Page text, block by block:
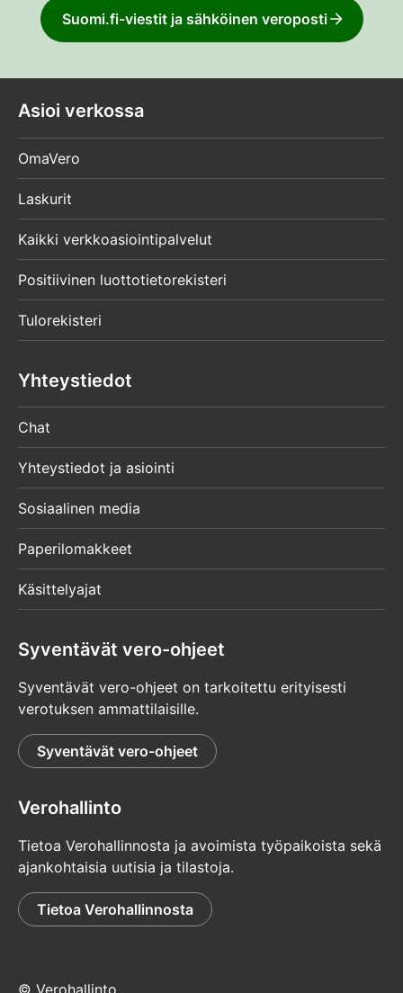
Suomi.fi-viestit ja sähköinen veroposti
Asioi verkossa
OmaVero
Laskurit
Kaikki verkkoasiointipalvelut
Positiivinen luottotietorekisteri
Tulorekisteri
Yhteystiedot
Chat
Yhteystiedot ja asiointi
Sosiaalinen media
Paperilomakkeet
Käsittelyajat
Syventävät vero-ohjeet
Syventävät vero-ohjeet on tarkoitettu erityisesti
verotuksen ammattilaisille.
Syventävät vero-ohjeet
Verohallinto
Tietoa Verohallinnosta ja avoimista työpaikoista sekä
ajankohtaisia uutisia ja tilastoja.
Tietoa Verohallinnosta
© Verohallinto